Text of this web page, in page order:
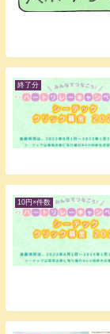
終了分
10円×件数